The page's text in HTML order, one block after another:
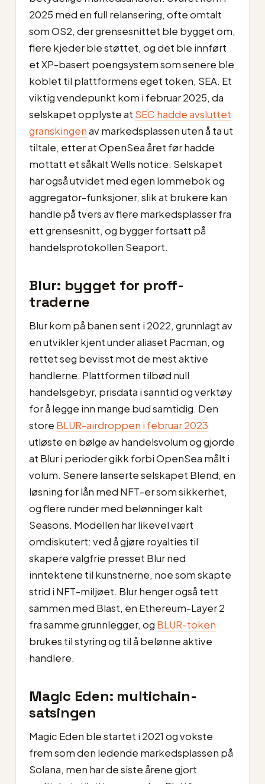
2025 med en full relansering, ofte omtalt
som OS2, der grensesnittet ble bygget om,
flere kjeder ble støttet, og det ble innført
et XP-basert poengsystem som senere ble
koblet til plattformens eget token, SEA. Et
viktig vendepunkt kom i februar 2025, da
selskapet opplyste at SEC hadde avsluttet
granskingenav markedsplassen uten å ta ut
tiltale, etter at OpenSea året før hadde
mottatt et såkalt Wells notice. Selskapet
har også utvidet med egen lommebok og
aggregator-funksjoner, slik at brukere kan
handle på tvers av flere markedsplasser fra
ett grensesnitt, og bygger fortsatt på
handelsprotokollen Seaport.
Blur: bygget for proff-
traderne
Blur kom på banen sent i 2022, grunnlagt av
en utvikler kjent under aliaset Pacman, og
rettet seg bevisst mot de mest aktive
handlerne. Plattformen tilbød null
handelsgebyr, prisdata i sanntid og verktøy
for å legge inn mange bud samtidig. Den
store BLUR-airdroppen i februar 2023
utløste en bølge av handelsvolum og gjorde
at Blur i perioder gikk forbi OpenSea målt i
volum. Senere lanserte selskapet Blend, en
løsning for lån med NFT-er som sikkerhet,
og flere runder med belønninger kalt
Seasons. Modellen har likevel vært
omdiskutert: ved å gjøre royalties til
skapere valgfrie presset Blur ned
inntektene til kunstnerne, noe som skapte
strid i NFT-miljøet. Blur henger også tett
sammen med Blast, en Ethereum-Layer 2
fra samme grunnlegger, og BLUR-token
brukes til styring og til å belønne aktive
handlere.
Magic Eden: multichain-
satsingen
Magic Eden ble startet i 2021 og vokste
frem som den ledende markedsplassen på
Solana, men har de siste årene gjort